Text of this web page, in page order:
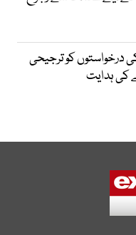
درخواستوں کو ترجیحی
کی ہدایت